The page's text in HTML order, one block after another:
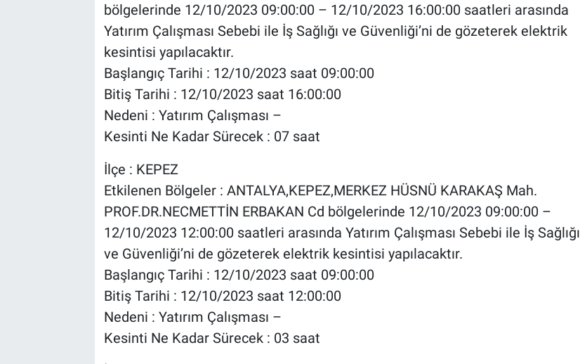
bölgelerinde 12/10/2023 09:00:00 – 12/10/2023 16:00:00 saatleri arasında
Yatırım Çalışması Sebebi ile İş Sağlığı ve Güvenliği’ni de gözeterek elektrik
kesintisi yapılacaktır.
Başlangıç Tarihi : 12/10/2023 saat 09:00:00
Bitiş Tarihi : 12/10/2023 saat 16:00:00
Nedeni : Yatırım Çalışması –
Kesinti Ne Kadar Sürecek : 07 saat
İlçe : KEPEZ
Etkilenen Bölgeler : ANTALYA,KEPEZ,MERKEZ HÜSNÜ KARAKAŞ Mah.
PROF.DR.NECMETTİN ERBAKAN Cd bölgelerinde 12/10/2023 09:00:00 –
12/10/2023 12:00:00 saatleri arasında Yatırım Çalışması Sebebi ile İş Sağlığı
ve Güvenliği’ni de gözeterek elektrik kesintisi yapılacaktır.
Başlangıç Tarihi : 12/10/2023 saat 09:00:00
Bitiş Tarihi : 12/10/2023 saat 12:00:00
Nedeni : Yatırım Çalışması –
Kesinti Ne Kadar Sürecek : 03 saat